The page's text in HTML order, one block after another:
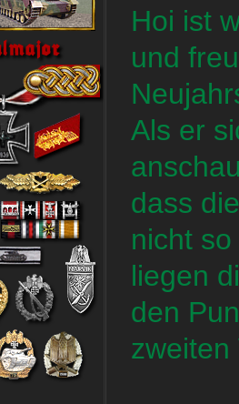
Hoi ist
und
Als er
dass
nicht
liegen
den
zweiten